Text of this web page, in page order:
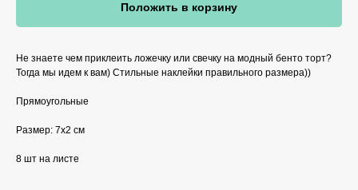
Положить в корзину
Не знаете чем приклеить ложечку или свечку на модный бенто торт?
Тогда мы идем к вам) Стильные наклейки правильного размера))
Прямоугольные
Размер: 7х2 см
8 шт на листе